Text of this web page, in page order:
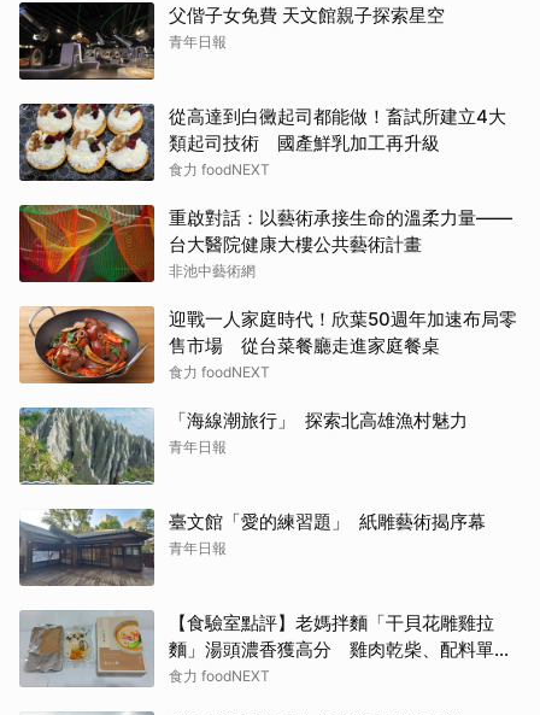
父偕子女免費 天文館親子探索星空
青年日報
從高達到白黴起司都能做！畜試所建立4大
類起司技術 國產鮮乳加工再升級
食力 foodNEXT
重啟對話：以藝術承接生命的溫柔力量——
台大醫院健康大樓公共藝術計畫
非池中藝術網
迎戰一人家庭時代！欣葉50週年加速布局零
售市場 從台菜餐廳走進家庭餐桌
食力 foodNEXT
「海線潮旅行」 探索北高雄漁村魅力
青年日報
臺文館「愛的練習題」 紙雕藝術揭序幕
青年日報
【食驗室點評】老媽拌麵「干貝花雕雞拉
麵」湯頭濃香獲高分 雞肉乾柴、配料單調
成扣分點
食力 foodNEXT